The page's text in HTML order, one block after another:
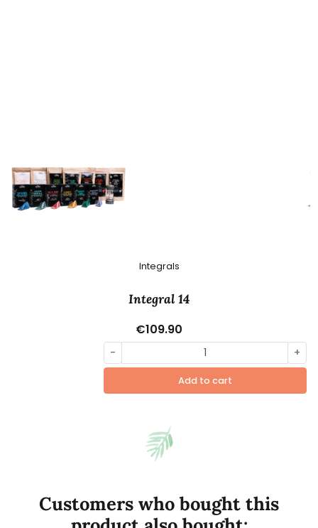
Integrals
Integral 14
€109.90
- +
Add to cart
Customers who bought this